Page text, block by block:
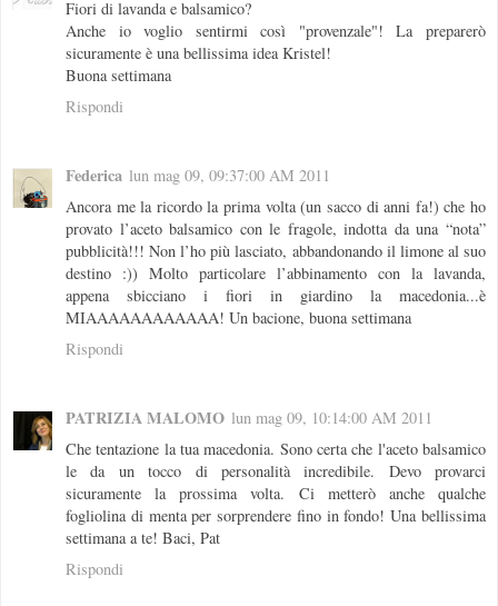
Fiori di lavanda e balsamico?
Anche io voglio sentirmi così "provenzale"! La preparerò
sicuramente è una bellissima idea Kristel!
Buona settimana
Rispondi
Federica lun mag 09, 09:37:00 AM 2011
Ancora me la ricordo la prima volta (un sacco di anni fa!) che ho
provato l’aceto balsamico con le fragole, indotta da una “nota”
pubblicità!!! Non l’ho più lasciato, abbandonando il limone al suo
destino :)) Molto particolare l’abbinamento con la lavanda,
appena sbicciano i fiori in giardino la macedonia...è
MIAAAAAAAAAAAA! Un bacione, buona settimana
Rispondi
PATRIZIA MALOMO lun mag 09, 10:14:00 AM 2011
Che tentazione la tua macedonia. Sono certa che l'aceto balsamico
le da un tocco di personalità incredibile. Devo provarci
sicuramente la prossima volta. Ci metterò anche qualche
fogliolina di menta per sorprendere fino in fondo! Una bellissima
settimana a te! Baci, Pat
Rispondi